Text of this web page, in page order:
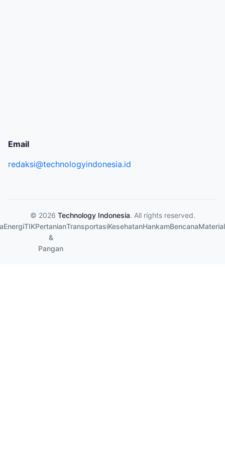
Email
redaksi@technologyindonesia.id
© 2026 Technology Indonesia. All rights reserved.
EnergiTIKPertanian
&
Pangan
TransportasiKesehatanHankamBencanaMaterial